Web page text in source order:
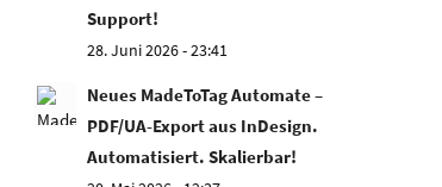
Support!
28. Juni 2026 - 23:41
Neues MadeToTag Automate –
PDF/UA-Export aus InDesign.
Automatisiert. Skalierbar!